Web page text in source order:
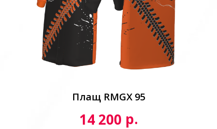
Плащ RMGX 95
14 200 р.